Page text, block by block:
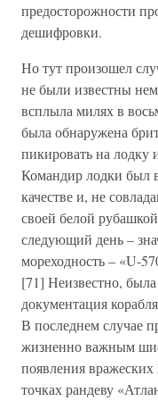
предосторожности
дешифровки.
Но тут произошел
не были известны
всплыла милях в
была обнаружена
пикировать на лодку
Командир лодки был
качестве и, не
своей белой
следующий день –
мореходность – «U-
[71] Неизвестно,
документация
В последнем случае
жизненно важным
появления вражеских
точках рандеву